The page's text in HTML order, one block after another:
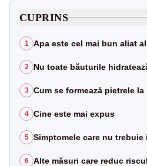
CUPRINS
1 Apa este cel mai bun aliat
2 Nu toate băuturile
3 Cum se formează pietrele
4 Cine este mai expus
5 Simptomele care nu trebuie
6 Alte măsuri care reduc riscul